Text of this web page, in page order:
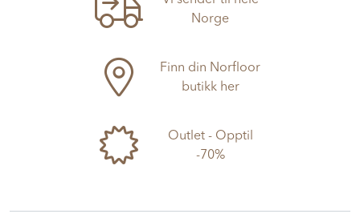
Norge
Finn din Norfloor
butikk her
Outlet - Opptil
-70%